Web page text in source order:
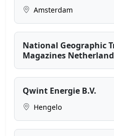
Amsterdam
National Geographic
Magazines
Qwint Energie B.V.
Hengelo